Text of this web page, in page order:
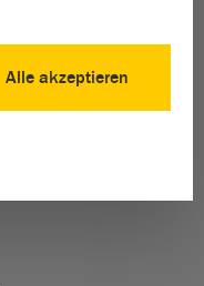
Alle akzeptieren